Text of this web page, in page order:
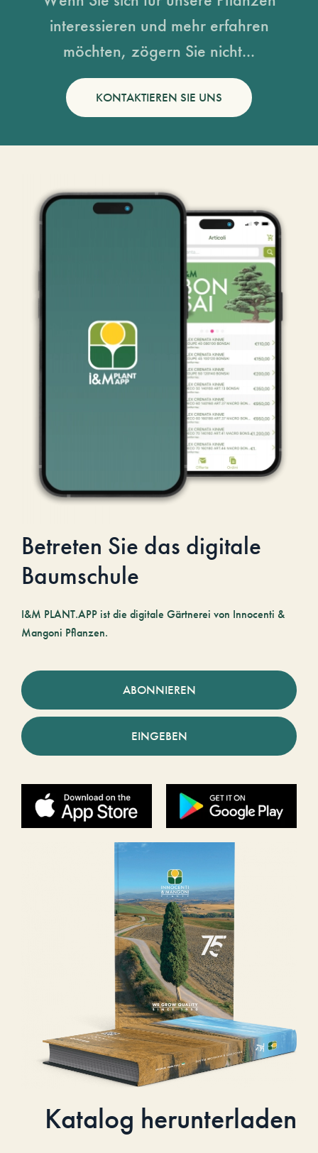
interessieren und mehr erfahren
möchten, zögern Sie nicht...
KONTAKTIEREN SIE UNS
Betreten Sie das digitale
Baumschule
I&M PLANT.APP ist die digitale Gärtnerei von Innocenti &
Mangoni Pflanzen.
ABONNIEREN
EINGEBEN
Katalog herunterladen